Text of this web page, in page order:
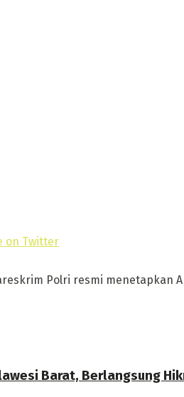
on Twitter
Polri resmi menetapkan
Barat, Berlangsung